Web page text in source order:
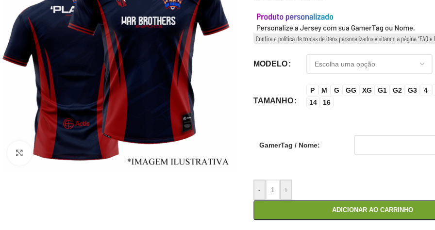
Clique para ampliar
MODELO
TAMANHO
P M G GG XG G1 G2 G3
4
14
16
GamerTag / Nome:
- +
ADICIONAR AO CARRINHO